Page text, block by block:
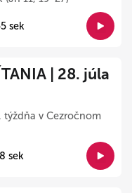
sek
| 28. júla
v Cezročnom
sek